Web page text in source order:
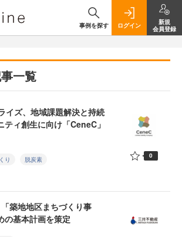
事例を探す ログイン
新規
会員登録
一覧
イズ、地域課題解決と持続
ィ創生に向け「CeneC」
り 脱炭素 0
築地地区まちづくり事
の基本計画を策定